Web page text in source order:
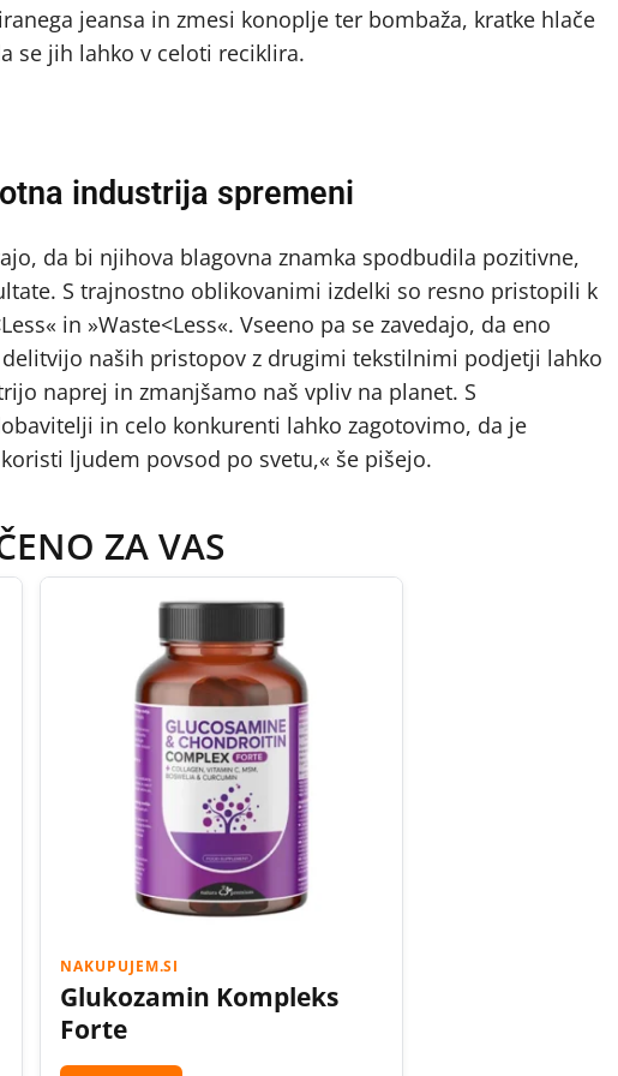
jeansa in zmesi konoplje ter bombaža, kratke hlače
se jih lahko v celoti reciklira.
industrija spremeni
da bi njihova blagovna znamka spodbudila pozitivne,
S trajnostno oblikovanimi izdelki so resno pristopili k
in »Waste<Less«. Vseeno pa se zavedajo, da eno
naših pristopov z drugimi tekstilnimi podjetji lahko
naprej in zmanjšamo naš vpliv na planet. S
in celo konkurenti lahko zagotovimo, da je
ljudem povsod po svetu,« še pišejo.
ZA VAS
NAKUPUJEM.SI
Glukozamin Kompleks
Forte